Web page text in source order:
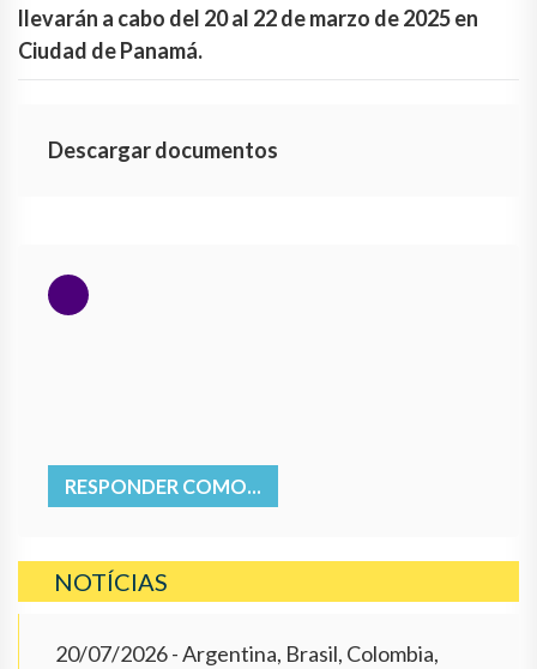
llevarán a cabo del 20 al 22 de marzo de 2025 en
Ciudad de Panamá.
Descargar documentos
RESPONDER COMO...
NOTÍCIAS
20/07/2026- Argentina, Brasil, Colombia,